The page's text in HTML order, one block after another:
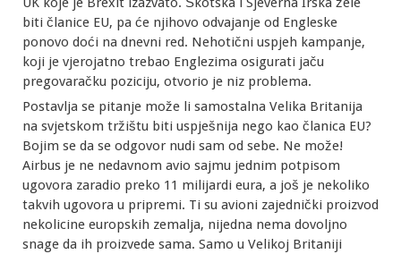
biti članice EU, pa će njihovo odvajanje od Engleske
ponovo doći na dnevni red. Nehotični uspjeh kampanje,
koji je vjerojatno trebao Englezima osigurati jaču
pregovaračku poziciju, otvorio je niz problema.
Postavlja se pitanje može li samostalna Velika Britanija
na svjetskom tržištu biti uspješnija nego kao članica EU?
Bojim se da se odgovor nudi sam od sebe. Ne može!
Airbus je ne nedavnom avio sajmu jednim potpisom
ugovora zaradio preko 11 milijardi eura, a još je nekoliko
takvih ugovora u pripremi. Ti su avioni zajednički proizvod
nekolicine europskih zemalja, nijedna nema dovoljno
snage da ih proizvede sama. Samo u Velikoj Britaniji